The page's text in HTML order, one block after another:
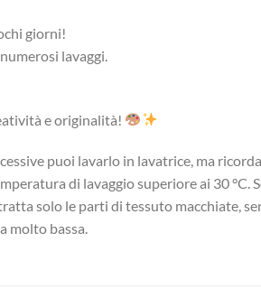
giorni!
lavaggi.
e originalità!
puoi lavarlo in lavatrice, ma
di lavaggio superiore ai 30
solo le parti di tessuto macchiate,
molto bassa.